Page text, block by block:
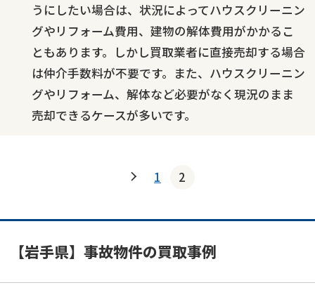
うにしたい場合は、状況によってハウスクリーニン
グやリフォーム費用、建物の解体費用がかかるこ
ともあります。しかし買取業者に直接売却する場合
は仲介手数料が不要です。また、ハウスクリーニン
グやリフォーム、解体など必要がなく現況のまま
売却できるケースが多いです。
1 2
【岩手県】事故物件の買取事例